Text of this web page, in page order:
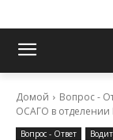
Домой Вопрос -
ОСАГО в отделении
Вопрос - Ответ